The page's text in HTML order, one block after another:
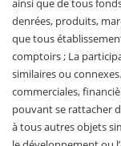
ainsi que de tous
denrées, produits,
que tous
comptoirs ; La
similaires ou
commerciales,
pouvant se rattacher
à tous autres objets